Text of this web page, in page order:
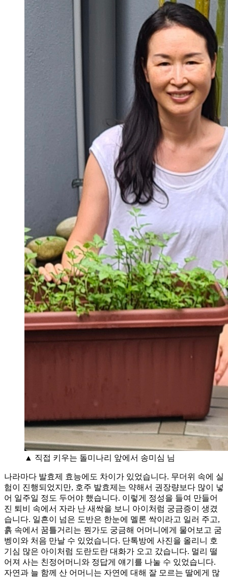
▲ 직접 키우는 돌미나리 앞에서 송미심 님
나라마다 발효제 효능에도 차이가 있었습니다. 무더위 속에 실
험이 진행되었지만, 호주 발효제는 약해서 권장량보다 많이 넣
어 일주일 정도 두어야 했습니다. 이렇게 정성을 들여 만들어
진 퇴비 속에서 자라 난 새싹을 보니 아이처럼 궁금증이 생겼
습니다. 일흔이 넘은 도반은 한눈에 멜론 싹이라고 일러 주고,
흙 속에서 꿈틀거리는 뭔가도 궁금해 어머니에게 물어보고 굼
벵이와 처음 만날 수 있었습니다. 단톡방에 사진을 올리니 호
기심 많은 아이처럼 도란도란 대화가 오고 갔습니다. 멀리 떨
어져 사는 친정어머니와 정답게 얘기를 나눌 수 있었습니다.
자연과 늘 함께 산 어머니는 자연에 대해 잘 모르는 딸에게 많